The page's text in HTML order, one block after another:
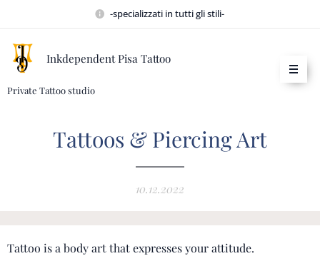
-specializzati in tutti gli stili-
Inkdependent Pisa Tattoo
Private Tattoo studio
Tattoos & Piercing Art
10.12.2022
Tattoo is a body art that expresses your attitude.